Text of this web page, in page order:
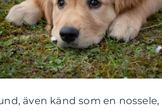
även känd som en